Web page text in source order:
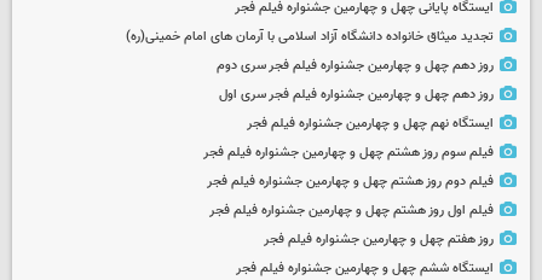
ایستگاه پایانی چهل و چهارمین جشنواره فیلم فجر
تجدید میثاق خانواده دانشگاه آزاد اسلامی با آرمان های امام خمینی(ره)
روز دهم چهل و چهارمین جشنواره فیلم فجر سری دوم
روز دهم چهل و چهارمین جشنواره فیلم فجر سری اول
ایستگاه نهم چهل و چهارمین جشنواره فیلم فجر
فیلم سوم روز هشتم چهل و چهارمین جشنواره فیلم فجر
فیلم دوم روز هشتم چهل و چهارمین جشنواره فیلم فجر
فیلم اول روز هشتم چهل و چهارمین جشنواره فیلم فجر
روز هفتم چهل و چهارمین جشنواره فیلم فجر
ایستگاه ششم چهل و چهارمین جشنواره فیلم فجر